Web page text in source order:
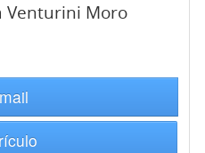
Venturini Moro